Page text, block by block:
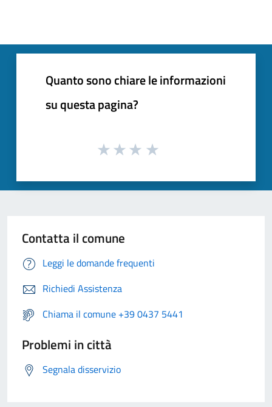
Quanto sono chiare le informazioni
su questa pagina?
Contatta il comune
Leggi le domande frequenti
Richiedi Assistenza
Chiama il comune +39 0437 5441
Problemi in città
Segnala disservizio